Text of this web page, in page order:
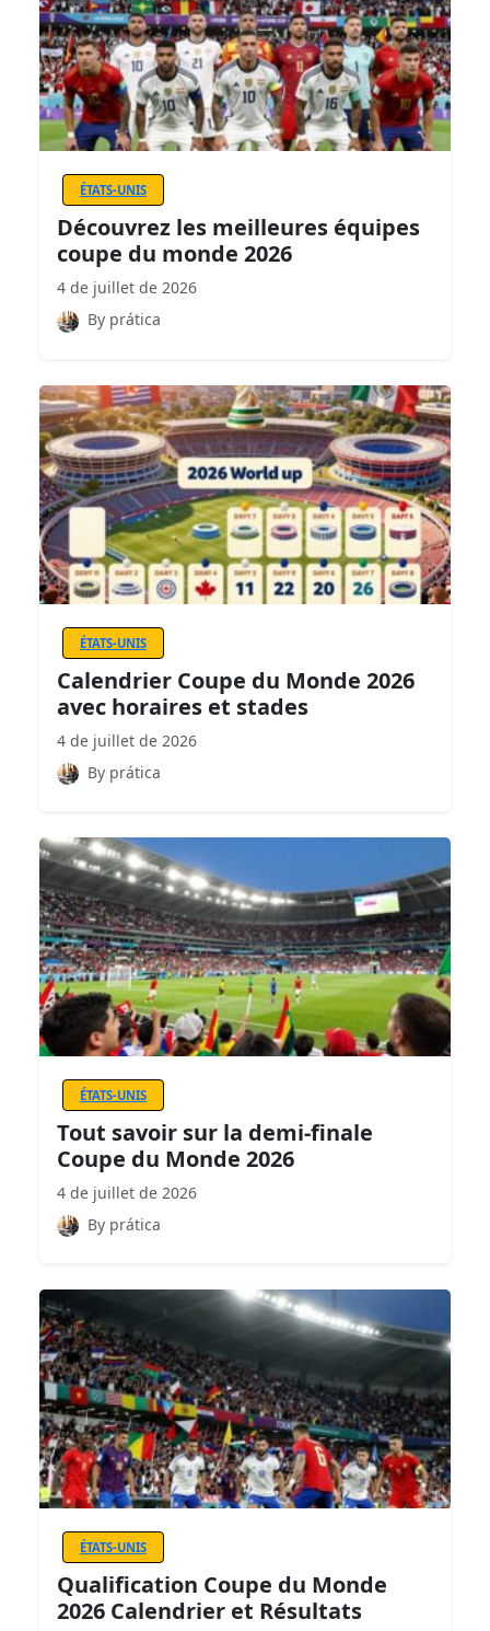
ÉTATS-UNIS
Découvrez les meilleures équipes
coupe du monde 2026
4 de juillet de 2026
By prática
ÉTATS-UNIS
Calendrier Coupe du Monde 2026
avec horaires et stades
4 de juillet de 2026
By prática
ÉTATS-UNIS
Tout savoir sur la demi-finale
Coupe du Monde 2026
4 de juillet de 2026
By prática
ÉTATS-UNIS
Qualification Coupe du Monde
2026 Calendrier et Résultats